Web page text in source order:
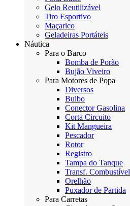
Gelo Reutilizável
Tiro Esportivo
Maçarico
Geladeiras Portáteis
Náutica
Para o Barco
Bomba de Porão
Bujão Viveiro
Para Motores de Popa
Diversos
Bulbo
Conector Gasolina
Corta Circuito
Kit Mangueira
Pescador
Rotor
Registro
Tampa do Tanque
Transf. Combustível
Orelhão
Puxador de Partida
Para Carretas